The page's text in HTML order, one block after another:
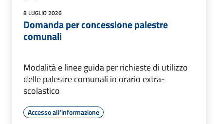
8 LUGLIO 2026
Domanda per concessione palestre
comunali
Modalità e linee guida per richieste di utilizzo
delle palestre comunali in orario extra-
scolastico
Accesso all'informazione